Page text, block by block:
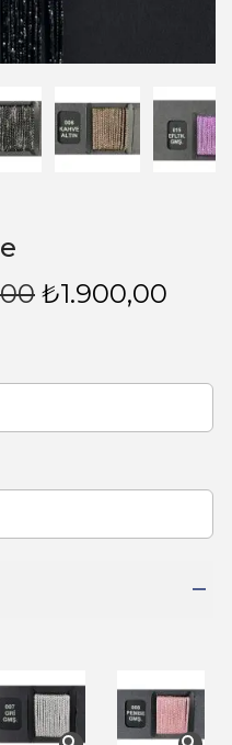
₺1.900,00